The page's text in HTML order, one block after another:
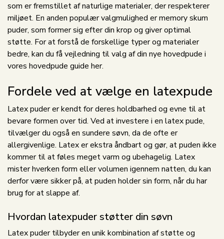
som er fremstillet af naturlige materialer, der respekterer
miljøet. En anden populær valgmulighed er memory skum
puder, som former sig efter din krop og giver optimal
støtte. For at forstå de forskellige typer og materialer
bedre, kan du få vejledning til valg af din nye hovedpude i
vores hovedpude guide her.
Fordele ved at vælge en latexpude
Latex puder er kendt for deres holdbarhed og evne til at
bevare formen over tid. Ved at investere i en latex pude,
tilvælger du også en sundere søvn, da de ofte er
allergivenlige. Latex er ekstra åndbart og gør, at puden ikke
kommer til at føles meget varm og ubehagelig. Latex
mister hverken form eller volumen igennem natten, du kan
derfor være sikker på, at puden holder sin form, når du har
brug for at slappe af.
Hvordan latexpuder støtter din søvn
Latex puder tilbyder en unik kombination af støtte og